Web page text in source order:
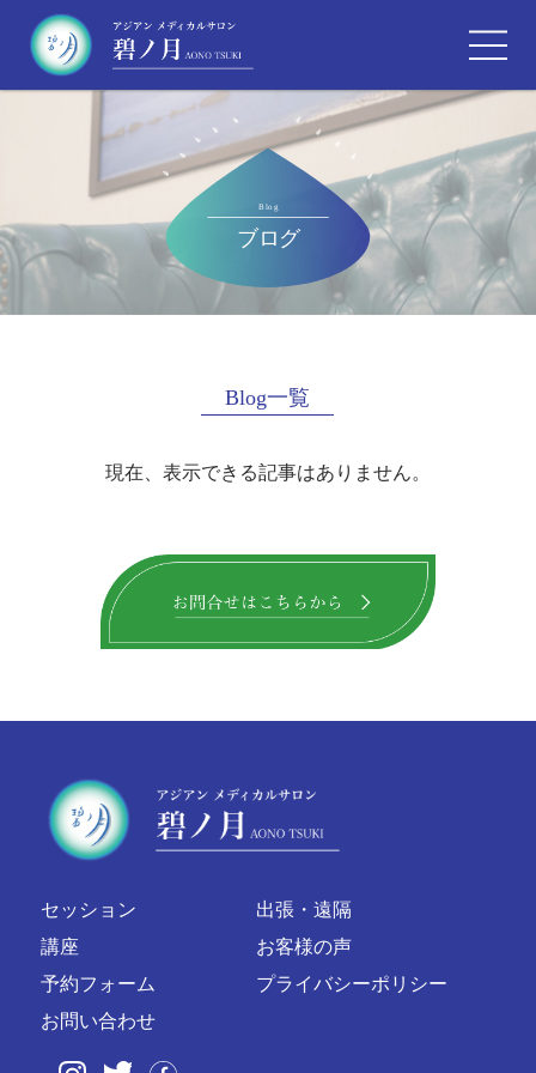
Blog一覧
現在、表示できる記事はありません。
セッション
講座
出張・遠隔
お客様の声
予約フォーム
お問い合わせ
プライバシーポリシー